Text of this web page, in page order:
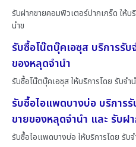
รับฝากขายคอมพิวเตอร์ปากเกร็ด ให้บ
นำข
รับซื้อโน๊ตบุ๊คเอซุส บริการรั
ของหลุดจำนำ
รับซื้อโน๊ตบุ๊คเอซุส ให้บริการโดย รับจํ
รับซื้อไอแพดบางบ่อ บริการ
ขายของหลุดจำนำ และ รับฝ
รับซื้อไอแพดบางบ่อ ให้บริการโดย รับ